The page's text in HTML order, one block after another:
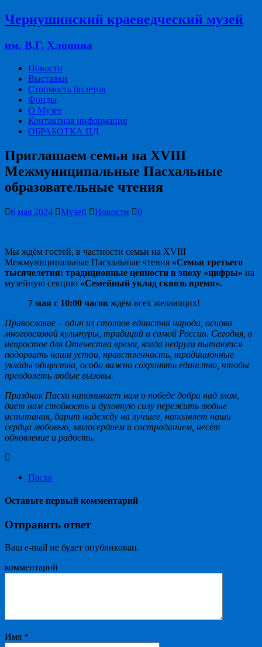
Чернушинский краеведческий музей
им. В.Г. Хлопина
Новости
Выставки
Стоимость билетов
Фонды
О Музее
Контактная информация
ОБРАБОТКА ПД
Приглашаем семьи на XVIII
Межмуниципальные Пасхальные
образовательные чтения
6 мая 2024 Музей Новости 0
Мы ждём гостей, в частности семьи на XVIII
Межмуниципальные Пасхальные чтения «Семья третьего
тысячелетия: традиционные ценности в эпоху «цифры» на
музейную секцию «Семейный уклад сквозь время».
7 мая с 10:00 часов ждём всех желающих!
Православие – один из столпов единства народа, основа
многовековой культуры, традиций и самой России. Сегодня, в
непростое для Отечества время, когда недруги пытаются
подорвать наши устои, нравственность, традиционные
уклады общества, особо важно сохранять единство, чтобы
преодолеть любые вызовы.
Праздник Пасхи напоминает нам о победе добра над злом,
даёт нам стойкость и духовную силу пережить любые
испытания, дарит надежду на лучшее, наполняет наши
сердца любовью, милосердием и состраданием, несёт
обновление и радость.
Пасха
Оставьте первый комментарий
Отправить ответ
Ваш e-mail не будет опубликован.
комментарий
Имя *